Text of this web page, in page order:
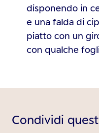
disponendo in
e una falda di
piatto con un
con qualche
Condividi